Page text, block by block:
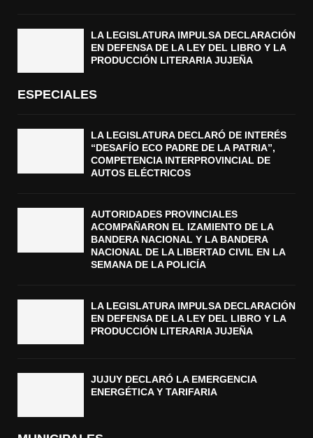
LA LEGISLATURA IMPULSA DECLARACIÓN
EN DEFENSA DE LA LEY DEL LIBRO Y LA
PRODUCCIÓN LITERARIA JUJEÑA
ESPECIALES
LA LEGISLATURA DECLARÓ DE INTERÉS
“DESAFÍO ECO PADRE DE LA PATRIA”,
COMPETENCIA INTERPROVINCIAL DE
AUTOS ELÉCTRICOS
AUTORIDADES PROVINCIALES
ACOMPAÑARON EL IZAMIENTO DE LA
BANDERA NACIONAL Y LA BANDERA
NACIONAL DE LA LIBERTAD CIVIL EN LA
SEMANA DE LA POLICÍA
LA LEGISLATURA IMPULSA DECLARACIÓN
EN DEFENSA DE LA LEY DEL LIBRO Y LA
PRODUCCIÓN LITERARIA JUJEÑA
JUJUY DECLARÓ LA EMERGENCIA
ENERGÉTICA Y TARIFARIA